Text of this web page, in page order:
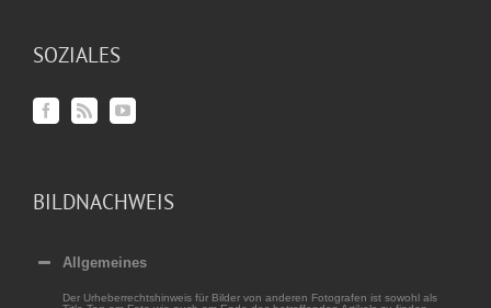
SOZIALES
BILDNACHWEIS
Allgemeines
Der Urheberrechtshinweis für Bilder von anderen Fotografen ist sowohl als